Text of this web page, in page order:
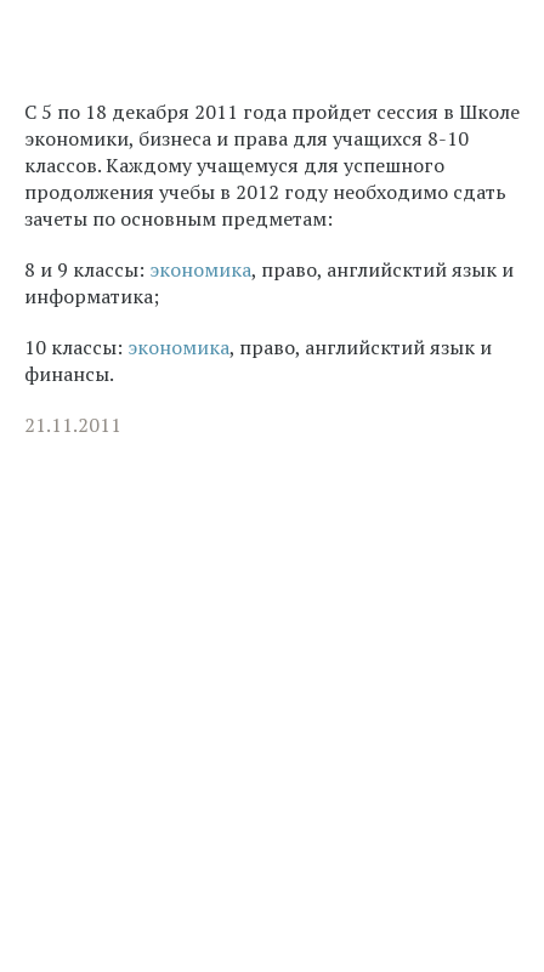
С 5 по 18 декабря 2011 года пройдет сессия в Школе
экономики, бизнеса и права для учащихся 8-10
классов. Каждому учащемуся для успешного
продолжения учебы в 2012 году необходимо сдать
зачеты по основным предметам:
8 и 9 классы: экономика, право, английсктий язык и
информатика;
10 классы: экономика, право, английсктий язык и
финансы.
21.11.2011